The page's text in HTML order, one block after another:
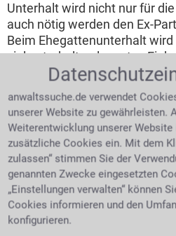
Unterhalt wird nicht nur für
auch nötig werden den Ex-
Beim Ehegattenunterhalt
viel unterhaltsrelevantes
daraus ergibt sich  sofern ein
die Höhe der Zahlungen an
bereits bestehende
Beziehungen kann die
Lebensunterhaltes
dass man seinen Anspruch
machen muss, da dieser
Informieren Sie sich bei einer
Familienrecht über Themen
oder Unterhaltsanspruch. Ein
anwaltssuche.de verwendet
unserer Website zu gewährleisten.
Weiterentwicklung unserer
zusätzliche Cookies ein. Mit dem
zulassen“ stimmen Sie der
genannten Zwecke eingesetzten
„Einstellungen verwalten“ können
Cookies informieren und den
konfigurieren.